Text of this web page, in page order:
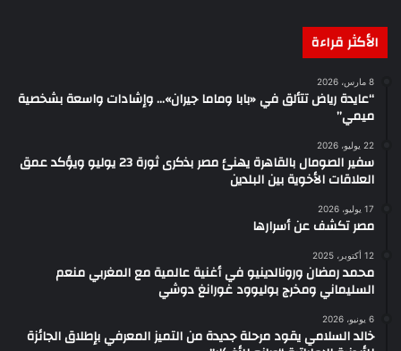
الأكثر قراءة
8 مارس، 2026
“عايدة رياض تتألق في «بابا وماما جيران»… وإشادات واسعة بشخصية
ميمي”
22 يوليو، 2026
سفير الصومال بالقاهرة يهنئ مصر بذكرى ثورة 23 يوليو ويؤكد عمق
العلاقات الأخوية بين البلدين
17 يوليو، 2026
مصر تكشف عن أسرارها
12 أكتوبر، 2025
محمد رمضان ورونالدينيو في أغنية عالمية مع المغربي منعم
السليماني ومخرج بوليوود غورانغ دوشي
6 يونيو، 2026
خالد السلامي يقود مرحلة جديدة من التميز المعرفي بإطلاق الجائزة